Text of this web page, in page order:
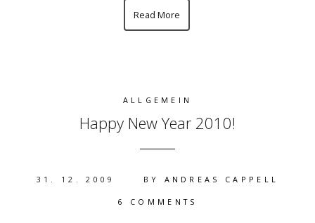
Read More
ALLGEMEIN
Happy New Year 2010!
31. 12. 2009 BY ANDREAS CAPPELL
6 COMMENTS